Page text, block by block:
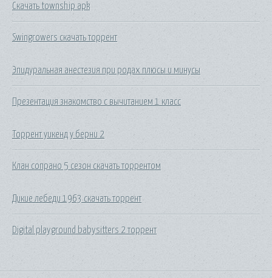
Скачать township apk
Swingrowers скачать торрент
Эпидуральная анестезия при родах плюсы и минусы
Презентация знакомство с вычитанием 1 класс
Торрент уикенд у берни 2
Клан сопрано 5 сезон скачать торрентом
Дикие лебеди 1963 скачать торрент
Digital playground babysitters 2 торрент